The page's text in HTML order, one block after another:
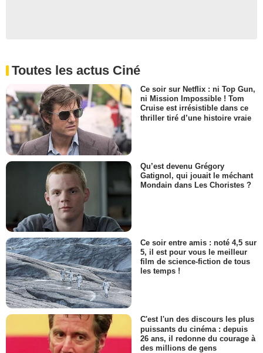
Toutes les actus Ciné
Ce soir sur Netflix : ni Top Gun,
ni Mission Impossible ! Tom
Cruise est irrésistible dans ce
thriller tiré d’une histoire vraie
Qu’est devenu Grégory
Gatignol, qui jouait le méchant
Mondain dans Les Choristes ?
Ce soir entre amis : noté 4,5 sur
5, il est pour vous le meilleur
film de science-fiction de tous
les temps !
C'est l'un des discours les plus
puissants du cinéma : depuis
26 ans, il redonne du courage à
des millions de gens